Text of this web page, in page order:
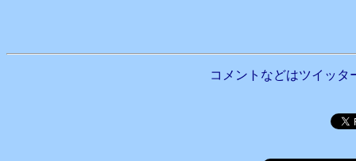
コメントなどはツイッタ